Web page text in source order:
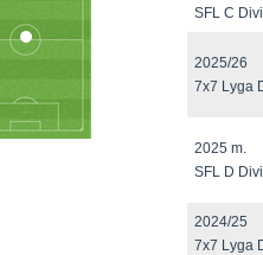
SFL C
2025/26
7x7 Lyga
2025 m.
SFL D
2024/25
7x7 Lyga